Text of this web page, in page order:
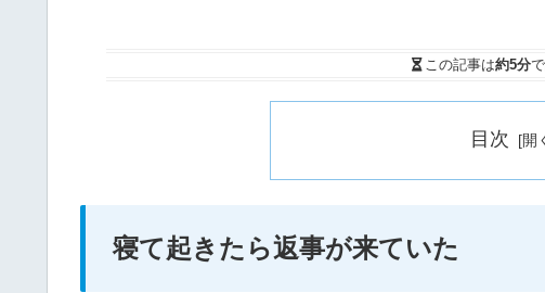
この記事は約5分
目次
寝て起きたら返事が来ていた